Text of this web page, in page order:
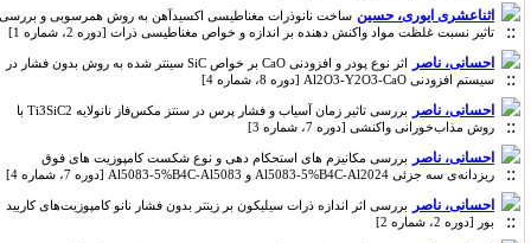
اثناعشری ایوری، حسین ساخت نانوذرات مغناطیسی اکسیدآهن به روش همرسوبی و بررسی
تاثیر نسبت غلظت مواد واکنش دهنده بر اندازه و خواص مغناطیسی ذرات [دوره 2، شماره 1]
احسانی، ناصر
اثر نوع پودر و افزودنی CaO بر خواص SiC سینتر شده به روش بدون فشار در
سیستم افزودنی Al2O3-Y2O3-CaO [دوره 8، شماره 4]
احسانی، ناصر
بررسی تاثیر زمان آسیاب و فشار پرس در سنتز مکس‌فاز نانولایه Ti3SiC2 با
روش مذاب‌خورانی واکنشی [دوره 7، شماره 3]
احسانی، ناصر بررسی مکانیزم های استحکام دهی و نوع شکست کامپوزیت های فوق
ریزدانه‌ی سه جزئی Al5083-5%B4C-Al2024 و Al5083-5%B4C-Al5083 [دوره 7، شماره 4]
احسانی، ناصر بررسی اثر اندازه ذرات سیلیکون بر زینتر بدون فشار نانو کامپوزیت‌های کاربید
بور [دوره 2، شماره 2]